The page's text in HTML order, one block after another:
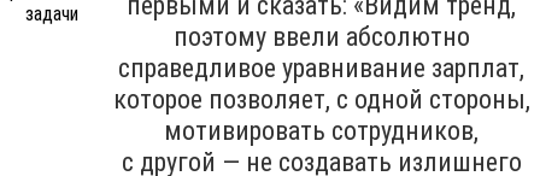
поэтому ввели абсолютно
справедливое уравнивание зарплат,
которое позволяет, с одной стороны,
мотивировать сотрудников,
с другой — не создавать излишнего